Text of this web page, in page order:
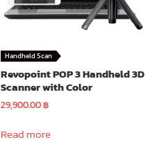
Handheld Scan
Revopoint POP 3 Handheld 3D
Scanner with Color
29,900.00฿
Read more